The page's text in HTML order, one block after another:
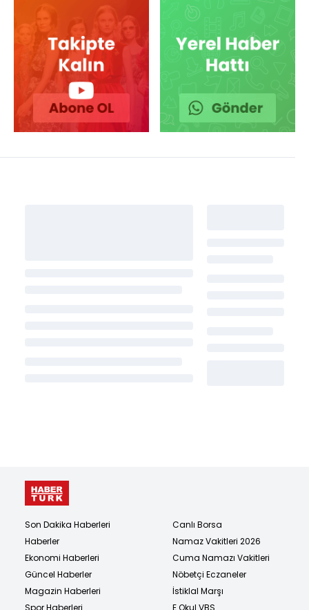
Son Dakika Haberleri
Haberler
Ekonomi Haberleri
Güncel Haberler
Magazin Haberleri
Canlı Borsa
Namaz Vakitleri 2026
Cuma Namazı Vakitleri
Nöbetçi Eczaneler
İstiklal Marşı